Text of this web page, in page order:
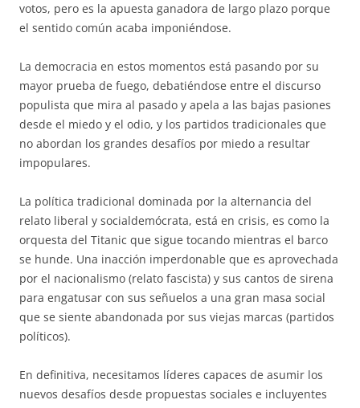
votos, pero es la apuesta ganadora de largo plazo porque
el sentido común acaba imponiéndose.
La democracia en estos momentos está pasando por su
mayor prueba de fuego, debatiéndose entre el discurso
populista que mira al pasado y apela a las bajas pasiones
desde el miedo y el odio, y los partidos tradicionales que
no abordan los grandes desafíos por miedo a resultar
impopulares.
La política tradicional dominada por la alternancia del
relato liberal y socialdemócrata, está en crisis, es como la
orquesta del Titanic que sigue tocando mientras el barco
se hunde. Una inacción imperdonable que es aprovechada
por el nacionalismo (relato fascista) y sus cantos de sirena
para engatusar con sus señuelos a una gran masa social
que se siente abandonada por sus viejas marcas (partidos
políticos).
En definitiva, necesitamos líderes capaces de asumir los
nuevos desafíos desde propuestas sociales e incluyentes